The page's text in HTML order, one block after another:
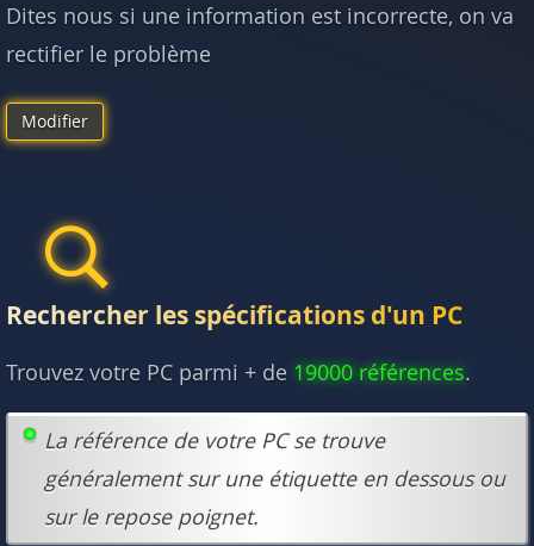
Dites nous si une information est incorrecte, on va
rectifier le problème
Modifier
Rechercher les spécifications d'un PC
Trouvez votre PC parmi + de 19000 références.
La référence de votre PC se trouve
généralement sur une étiquette en dessous ou
sur le repose poignet.